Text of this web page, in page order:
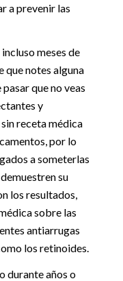
a prevenir las
meses de
que notes alguna
que no veas
y
receta médica
por lo
a someterlas
su
los resultados,
sobre las
antiarrugas
los retinoides.
durante años o